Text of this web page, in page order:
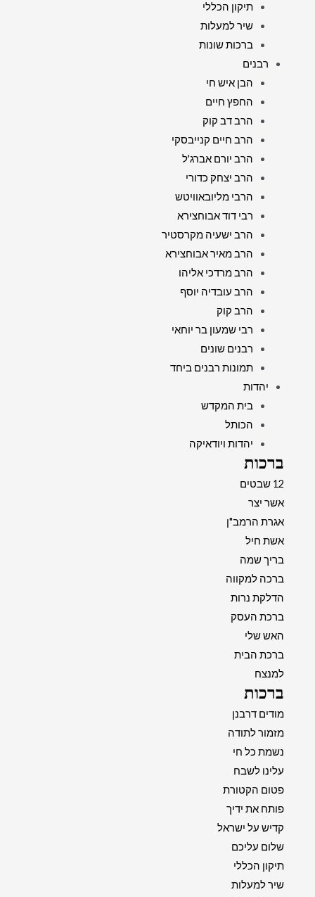
תיקון הכללי
שיר למעלות
ברכות שונות
רבנים
הבן איש חי
החפץ חיים
הרב דב קוק
הרב חיים קנייבסקי
הרב יורם אברג'ל
הרב יצחק כדורי
הרבי מליובאוויטש
רבי דוד אבוחצירא
הרב ישעיה מקרסטיר
הרב מאיר אבוחצירא
הרב מרדכי אליהו
הרב עובדיה יוסף
הרב קוק
רבי שמעון בר יוחאי
רבנים שונים
תמונות רבנים ביחד
יהדות
בית המקדש
הכותל
יהדות ויודאיקה
ברכות
12 שבטים
אשר יצר
אגרת הרמב"ן
אשת חיל
בריך שמה
ברכה למקווה
הדלקת נרות
ברכת העסק
האש שלי
ברכת הבית
למנצח
ברכות
מודים דרבנן
מזמור לתודה
נשמת כל חי
עלינו לשבח
פטום הקטורת
פותח את ידיך
קדיש על ישראל
שלום עליכם
תיקון הכללי
שיר למעלות